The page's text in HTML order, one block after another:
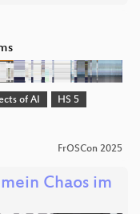
of AI
HS 5
FrOSCon 2025
Chaos im